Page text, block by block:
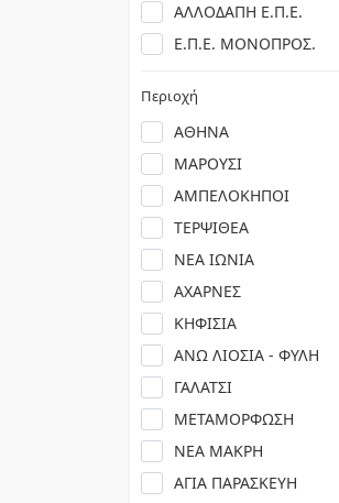
ΑΛΛΟΔΑΠΗ Ε.Π.Ε.
Ε.Π.Ε. ΜΟΝΟΠΡΟΣ.
Περιοχή
ΑΘΗΝΑ
ΜΑΡΟΥΣΙ
ΑΜΠΕΛΟΚΗΠΟΙ
ΤΕΡΨΙΘΕΑ
ΝΕΑ ΙΩΝΙΑ
ΑΧΑΡΝΕΣ
ΚΗΦΙΣΙΑ
ΑΝΩ ΛΙΟΣΙΑ - ΦΥΛΗ
ΓΑΛΑΤΣΙ
ΜΕΤΑΜΟΡΦΩΣΗ
ΝΕΑ ΜΑΚΡΗ
ΑΓΙΑ ΠΑΡΑΣΚΕΥΗ